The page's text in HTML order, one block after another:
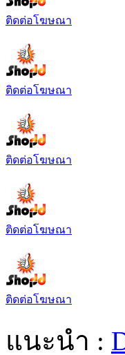
ติดต่อโฆษณา
ติดต่อโฆษณา
ติดต่อโฆษณา
ติดต่อโฆษณา
ติดต่อโฆษณา
แนะนำ :